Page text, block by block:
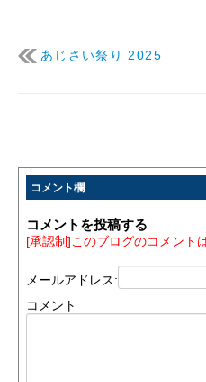
あじさい祭り 2025
コメント欄
コメントを投稿する
[承認制]このブログのコメント
メールアドレス:
コメント